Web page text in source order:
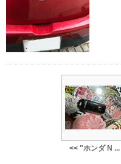
<< "ホンダ N ...